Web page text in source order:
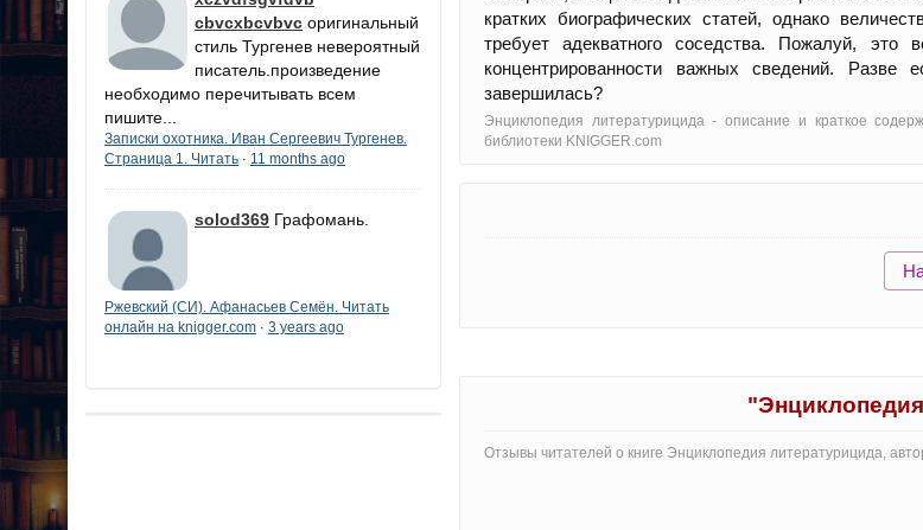
cbvcxbcvbvc оригинальный
стиль Тургенев невероятный
писатель.произведение
необходимо перечитывать всем
пишите...
Записки охотника. Иван Сергеевич Тургенев.
Страница 1. Читать · 11 months ago
solod369 Графомань.
Ржевский (СИ). Афанасьев Семён. Читать
онлайн на knigger.com · 3 years ago
кратких биографических статей, однако
требует адекватного соседства. Пожалуй,
концентрированности важных сведений.
завершилась?
Энциклопедия литературицида - oписание и краткое
библиотеки KNIGGER.com
Отзывы читателей о книге Энциклопедия литературицида,